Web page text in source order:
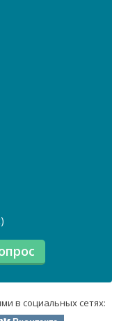
в социальных сетях: